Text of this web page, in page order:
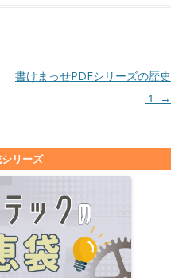
書けまっせPDFシリーズの歴史
１ →
リーズ